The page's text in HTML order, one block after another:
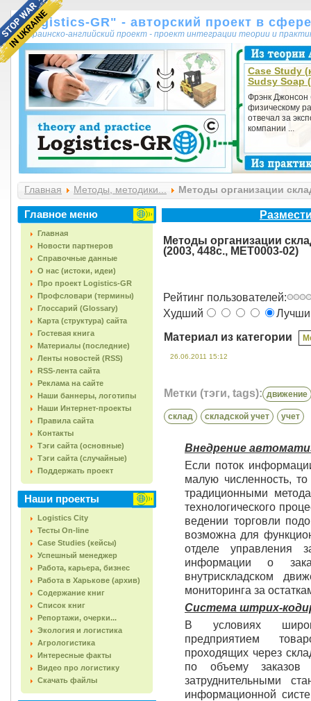
"Logistics-GR" - авторский проект в
украинско-английский проект - проект интеграции теории и
Case Study
Sudsy Soap
Фрэнк
физическому
отвечал за
компании ...
Главная Методы, методики... Методы организации
Главное меню
Главная
Новости партнеров
Справочные данные
О нас (истоки, идеи)
Про проект Logistics-GR
Профсловари (термины)
Глоссарий (Glossary)
Карта (структура) сайта
Гостевая книга
Материалы (последние)
Ленты новостей (RSS)
RSS-лента сайта
Реклама на сайте
Наши баннеры, логотипы
Наши Интернет-проекты
Правила сайта
Контакты
Тэги сайта (основные)
Тэги сайта (случайные)
Поддержать проект
Наши проекты
Logistics City
Тесты On-line
Case Studies (кейсы)
Успешный менеджер
Работа, карьера, бизнес
Работа в Харькове (архив)
Содержание книг
Список книг
Репортажи, очерки...
Экология и логистика
Агрологистика
Интересные факты
Видео про логистику
Скачать файлы
Методы организации
(2003, 448с., MET0003-02)
Рейтинг пользователей:
Худший
Материал из категории
26.06.2011 15:12
Метки (тэги, tags): движение
склад складской учет учет
Внедрение
Если поток
малую численность,
традиционными
технологического
ведении торговли
возможна для
отделе управления
информации о
внутрискладском
мониторинга за
Система штрих-
В условиях
предприятием
проходящих через
по объему заказов
затруднительными
информационной